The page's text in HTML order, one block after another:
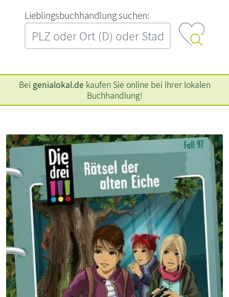
L‍i‍e‍b‍l‍i‍n‍g‍s‍b‍u‍c‍h‍h‍a‍n‍d‍l‍u‍n‍g‍ ‍s‍u‍c‍h‍e‍n‍:‍
Bei genialokal.de kaufen Sie online bei Ihrer lokalen
Buchhandlung!